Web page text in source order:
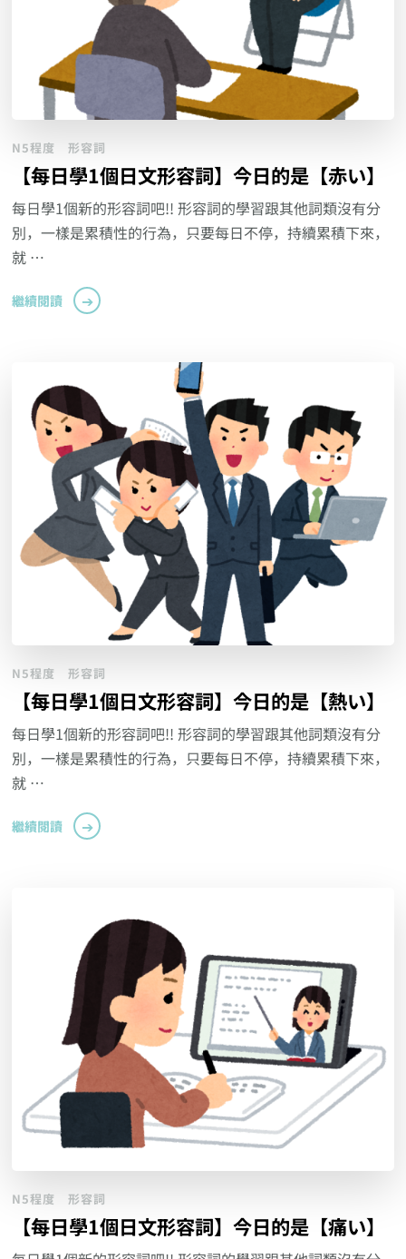
N5程度 形容詞
【每日學1個日文形容詞】今日的是【赤い】
每日學1個新的形容詞吧!! 形容詞的學習跟其他詞類沒有分
別，一樣是累積性的行為，只要每日不停，持續累積下來，
就 …
繼續閱讀
N5程度 形容詞
【每日學1個日文形容詞】今日的是【熱い】
每日學1個新的形容詞吧!! 形容詞的學習跟其他詞類沒有分
別，一樣是累積性的行為，只要每日不停，持續累積下來，
就 …
繼續閱讀
N5程度 形容詞
【每日學1個日文形容詞】今日的是【痛い】